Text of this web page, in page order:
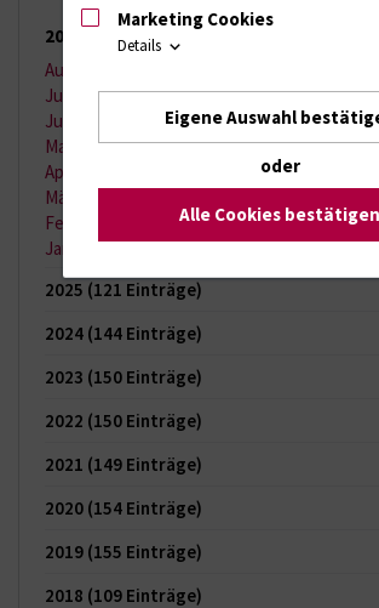
2026
(65 Einträge)
August 2026
Juli 2026(11 Einträge)
Juni 2026
(13 Einträge)
Mai 2026(9 Einträge)
April 2026
März 2026
Februar 2026
(6 Einträge)
Januar 2026(6 Einträge)
2025 (121 Einträge)
2024 (144 Einträge)
2023 (150 Einträge)
2022 (150 Einträge)
2021 (149 Einträge)
2020 (154 Einträge)
2019 (155 Einträge)
2018 (109 Einträge)
Marketing Cookies
Details
Eigene Auswahl
oder
Alle Cookies bestätigen